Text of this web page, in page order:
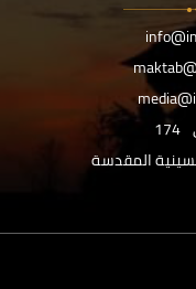
174
المقدسة